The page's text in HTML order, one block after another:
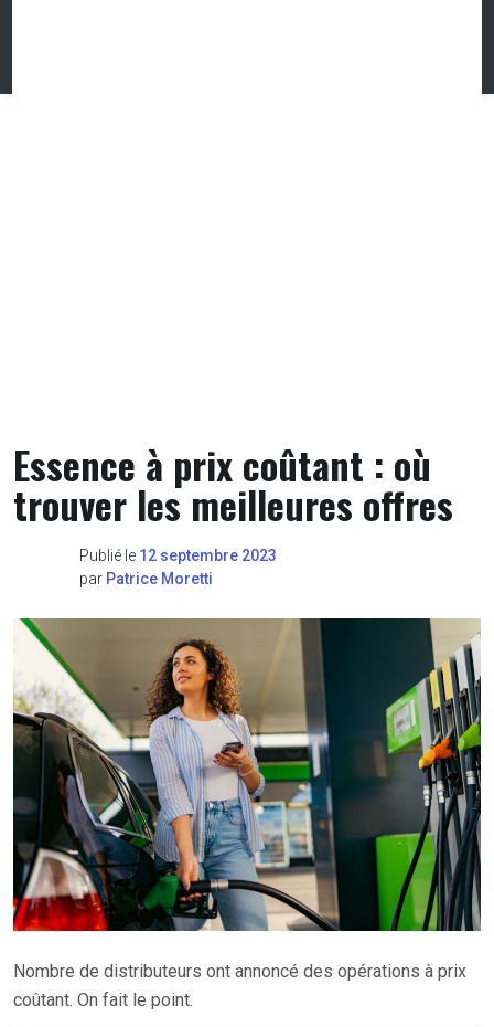
Essence à prix coûtant : où
trouver les meilleures offres
Publié le 12 septembre 2023
par Patrice Moretti
Nombre de distributeurs ont annoncé des opérations à prix
coûtant. On fait le point.